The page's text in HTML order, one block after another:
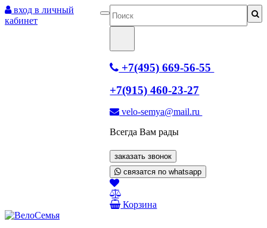
вход в личный
кабинет
+7(495) 669-56-55
+7(915) 460-23-27
velo-semya@mail.ru
Всегда Вам рады
заказать звонок
связатся по whatsapp
Корзина